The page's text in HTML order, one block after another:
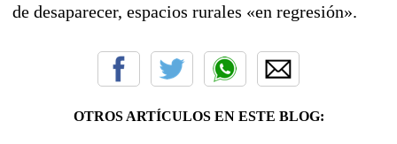
de desaparecer, espacios rurales «en regresión».
OTROS ARTÍCULOS EN ESTE BLOG: